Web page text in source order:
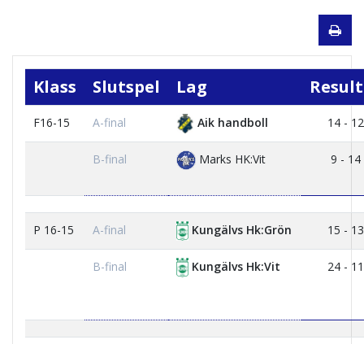
Klass Slutspel Lag
F16-15 A-final Aik handboll 14 - 12
B-final Marks HK:Vit 9 - 14
P 16-15 A-final Kungälvs Hk:Grön 15 - 13
B-final Kungälvs Hk:Vit 24 - 11